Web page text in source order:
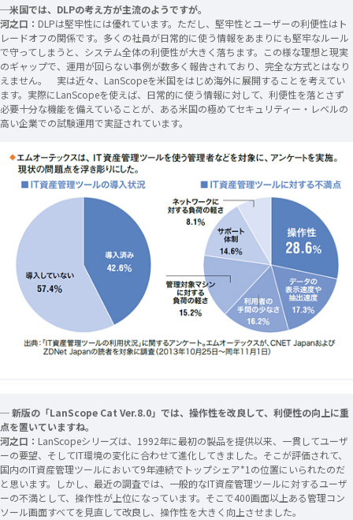
─米国では、DLPの考え方が主流のようですが。
河之口： DLPは堅牢性には優れています。ただし、堅牢性とユーザーの利便性はト
レードオフの関係です。多くの社員が日常的に使う情報をあまりにも堅牢なルール
で守ってしまうと、システム全体の利便性が大きく落ちます。この様な理想と現実
のギャップで、運用が回らない事例が数多く報告されており、完全な方式とはなり
えません。 実は近々、LanScopeを米国をはじめ海外に展開することを考えてい
ます。実際にLanScopeを使えば、日常的に使う情報に対して、利便性を落とさず
必要十分な機能を備えていることが、ある米国の極めてセキュリティー・レベルの
高い企業での試験運用で実証されています。
─ 新版の「LanScope Cat Ver.8.0」では、操作性を改良して、利便性の向上に重
点を置いていますね。
河之口： LanScopeシリーズは、1992年に最初の製品を提供以来、一貫してユーザ
ーの要望、そしてIT環境の変化に合わせて進化してきました。そこが評価されて、
国内のIT資産管理ツールにおいて9年連続でトップシェア*1の位置にいられたのだ
と思います。しかし、最近の調査では、一般的なIT資産管理ツールに対するユーザ
ーの不満として、操作性が上位になっています。そこで400画面以上ある管理コン
ソール画面すべてを見直して改良し、操作性を大きく向上させました。